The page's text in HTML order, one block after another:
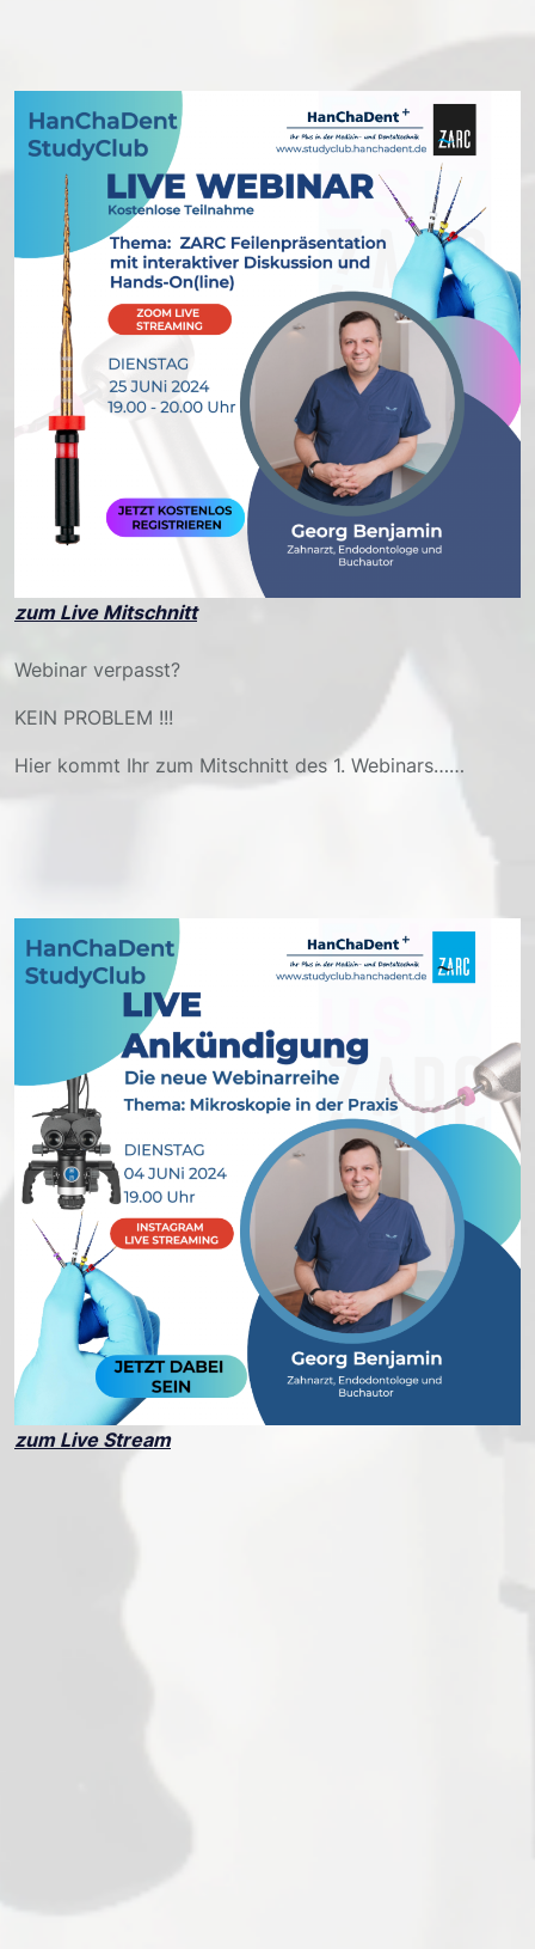
zum Live Mitschnitt
Webinar verpasst?
KEIN PROBLEM !!!
Hier kommt Ihr zum Mitschnitt des 1. Webinars……
zum Live Stream